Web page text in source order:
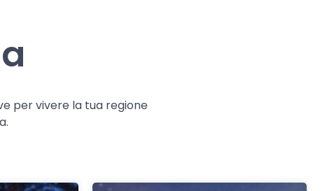
per vivere la tua regione